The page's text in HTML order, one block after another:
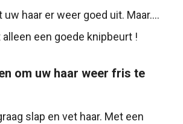
haar er weer goed uit. Maar….
een goede knipbeurt !
om uw haar weer fris te
slap en vet haar. Met een